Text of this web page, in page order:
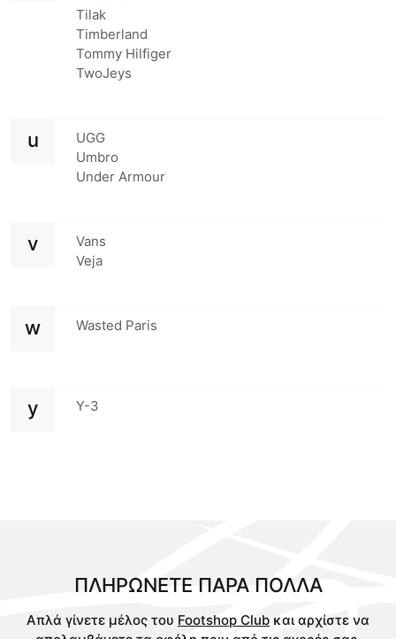
Tilak
Timberland
Tommy Hilfiger
TwoJeys
u
UGG
Umbro
Under Armour
v
Vans
Veja
w Wasted Paris
y Y-3
ΠΛΗΡΩΝΕΤΕ ΠAΡΑ ΠΟΛΛA
Απλά γίνετε μέλος του Footshop Club και αρχίστε να